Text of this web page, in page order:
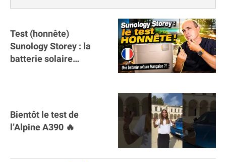
Test (honnête)
Sunology Storey : la
batterie solaire
Bientôt le test de
l’Alpine A390 🔥